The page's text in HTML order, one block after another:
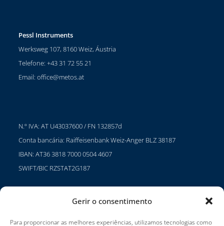
Gerir o consentimento
Para proporcionar as melhores experiências, utilizamos tecnologias como
Pessl Instruments
Werksweg 107, 8160 Weiz, Áustria
Telefone: +43 31 72 55 21
Email:office@metos.at
N.º IVA: AT U43037600 / FN 132857d
Conta bancária: Raiffeisenbank Weiz-Anger BLZ 38187
IBAN: AT36 3818 7000 0504 4607
SWIFT/BIC RZSTAT2G187